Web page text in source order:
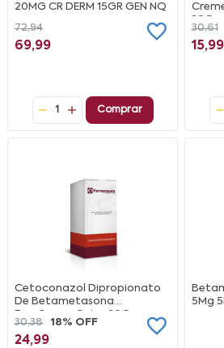
20MG CR DERM 15GR GEN NQ
72,94
69,99
1 Comprar
30G
30,61
15,99
Cetoconazol Dipropionato
De Betametasona
Eurofarma Caixa 30G
30,38 18% OFF
24,99
5Mg